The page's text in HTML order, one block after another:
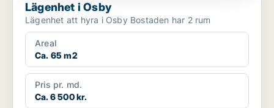
Lägenhet i Osby
Lägenhet att hyra i Osby Bostaden har 2 rum
Areal
Ca. 65 m2
Pris pr. md.
Ca. 6 500 kr.